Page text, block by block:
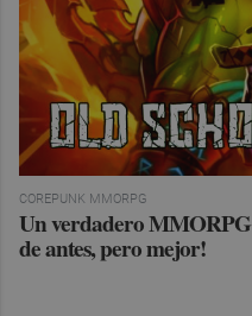
COREPUNK MMORPG
Un verdadero MMORPG
de antes, pero mejor!